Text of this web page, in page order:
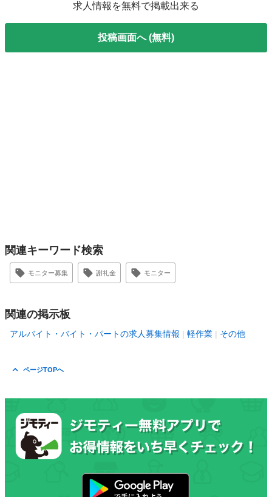
求人情報を無料で掲載出来る
投稿画面へ (無料)
関連キーワード検索
モニター募集 謝礼金 モニター
関連の掲示板
アルバイト・バイト・パートの求人募集情報 軽作業 その他
ページTOPへ